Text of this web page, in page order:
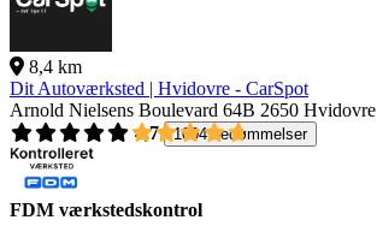
8,4 km
Dit Autoværksted | Hvidovre - CarSpot
Arnold Nielsens Boulevard 64B 2650 Hvidovre
4,7
1004 bedømmelser
FDM værkstedskontrol